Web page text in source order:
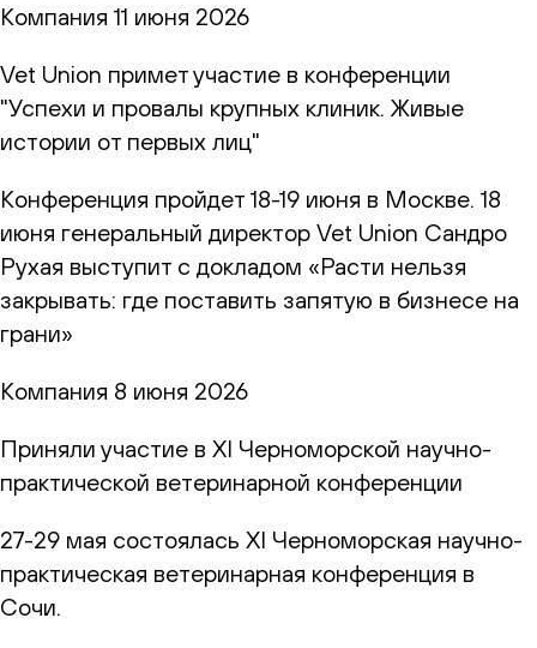
Компания 11 июня 2026
Vet Union примет участие в конференции
"Успехи и провалы крупных клиник. Живые
истории от первых лиц"
Конференция пройдет 18-19 июня в Москве. 18
июня генеральный директор Vet Union Сандро
Рухая выступит с докладом «Расти нельзя
закрывать: где поставить запятую в бизнесе на
грани»
Компания 8 июня 2026
Приняли участие в XI Черноморской научно-
практической ветеринарной конференции
27-29 мая состоялась XI Черноморская научно-
практическая ветеринарная конференция в
Сочи.